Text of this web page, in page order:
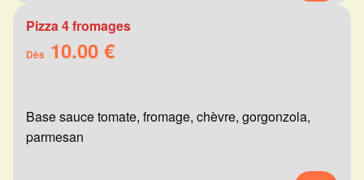
Pizza 4 fromages
Dès 10.00 €
Base sauce tomate, fromage, chèvre, gorgonzola,
parmesan